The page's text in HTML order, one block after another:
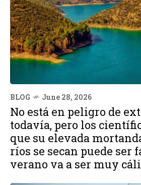
BLOG June 28, 2026
No está en peligro de
todavía, pero los
que su elevada
ríos se secan puede ser
verano va a ser muy